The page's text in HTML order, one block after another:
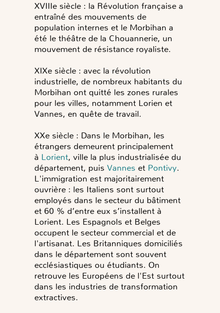
XVIIIe siècle : la Révolution française a
entraîné des mouvements de
population internes et le Morbihan a
été le théâtre de la Chouannerie, un
mouvement de résistance royaliste.
XIXe siècle : avec la révolution
industrielle, de nombreux habitants du
Morbihan ont quitté les zones rurales
pour les villes, notamment Lorien et
Vannes, en quête de travail.
XXe siècle : Dans le Morbihan, les
étrangers demeurent principalement
à Lorient, ville la plus industrialisée du
département, puis Vannes et Pontivy.
L'immigration est majoritairement
ouvrière : les Italiens sont surtout
employés dans le secteur du bâtiment
et 60 % d’entre eux s’installent à
Lorient. Les Espagnols et Belges
occupent le secteur commercial et de
l'artisanat. Les Britanniques domiciliés
dans le département sont souvent
ecclésiastiques ou étudiants. On
retrouve les Européens de l'Est surtout
dans les industries de transformation
extractives.